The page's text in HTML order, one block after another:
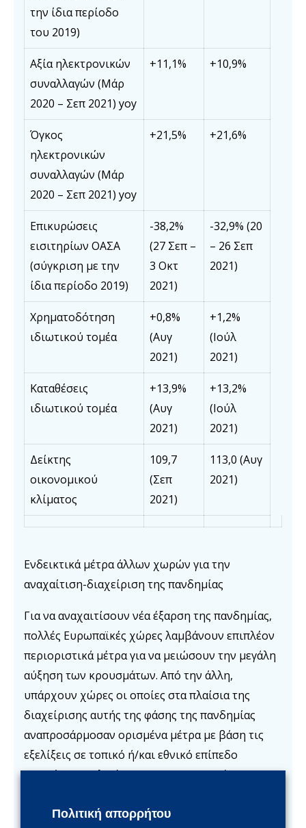
την ίδια περίοδο
του 2019)
Αξία ηλεκτρονικών
συναλλαγών (Μάρ
2020 – Σεπ 2021) yoy
+11,1% +10,9%
Όγκος
ηλεκτρονικών
συναλλαγών (Μάρ
2020 – Σεπ 2021) yoy
+21,5% +21,6%
Επικυρώσεις
εισιτηρίων ΟΑΣΑ
(σύγκριση με την
ίδια περίοδο 2019)
-38,2%
(27 Σεπ –
3 Οκτ
2021)
-32,9% (20
– 26 Σεπ
2021)
Χρηματοδότηση
ιδιωτικού τομέα
+0,8%
(Αυγ
2021)
+1,2%
(Ιούλ
2021)
Καταθέσεις
ιδιωτικού τομέα
+13,9%
(Αυγ
2021)
+13,2%
(Ιούλ
2021)
Δείκτης
οικονομικού
κλίματος
109,7
(Σεπ
2021)
113,0 (Αυγ
2021)
Ενδεικτικά μέτρα άλλων χωρών για την
αναχαίτιση-διαχείριση της πανδημίας
Για να αναχαιτίσουν νέα έξαρση της πανδημίας,
πολλές Ευρωπαϊκές χώρες λαμβάνουν επιπλέον
περιοριστικά μέτρα για να μειώσουν την μεγάλη
αύξηση των κρουσμάτων. Από την άλλη,
υπάρχουν χώρες οι οποίες στα πλαίσια της
διαχείρισης αυτής της φάσης της πανδημίας
αναπροσάρμοσαν ορισμένα μέτρα με βάση τις
εξελίξεις σε τοπικό ή/και εθνικό επίπεδο
επιτρέποντας λιγότερους περιορισμούς.
ανακοινώθηκαν κατά το διάστημα 30
Πολιτική απορρήτου